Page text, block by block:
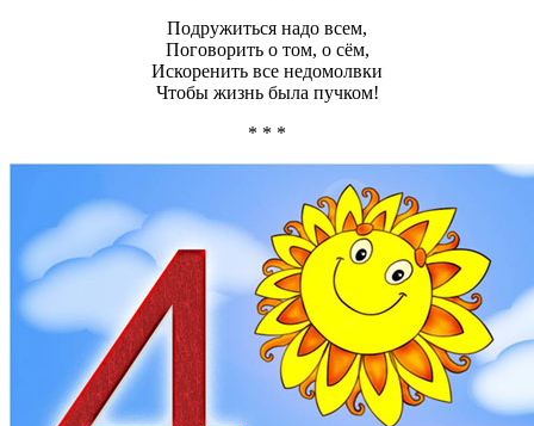
Подружиться надо всем,
Поговорить о том, о сём,
Искоренить все недомолвки
Чтобы жизнь была пучком!
* * *